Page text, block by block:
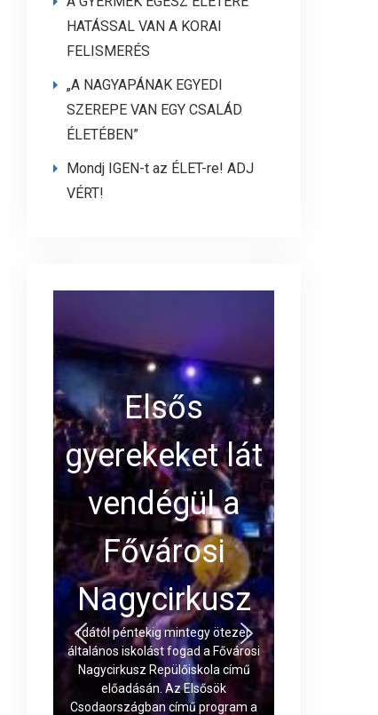
HATÁSSAL VAN A KORAI
FELISMERÉS
„A NAGYAPÁNAK EGYEDI
SZEREPE VAN EGY CSALÁD
ÉLETÉBEN”
Mondj IGEN-t az ÉLET-re! ADJ
VÉRT!
Elsős
gyerekeket lát
vendégül a
Fővárosi
Nagycirkusz
rdától péntekig mintegy ötezer
általános iskolást fogad a Fővárosi
Nagycirkusz Repülőiskola című
előadásán. Az Elsősök
Csodaországban című program a